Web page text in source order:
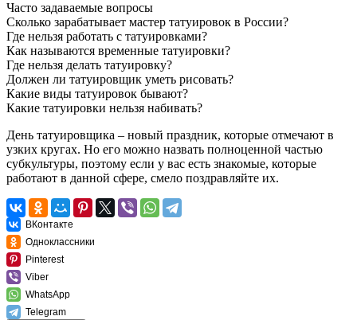
Часто задаваемые вопросы
Сколько зарабатывает мастер татуировок в России?
Где нельзя работать с татуировками?
Как называются временные татуировки?
Где нельзя делать татуировку?
Должен ли татуировщик уметь рисовать?
Какие виды татуировок бывают?
Какие татуировки нельзя набивать?
День татуировщика – новый праздник, которые отмечают в
узких кругах. Но его можно назвать полноценной частью
субкультуры, поэтому если у вас есть знакомые, которые
работают в данной сфере, смело поздравляйте их.
ВКонтакте
Одноклассники
Pinterest
Viber
WhatsApp
Telegram